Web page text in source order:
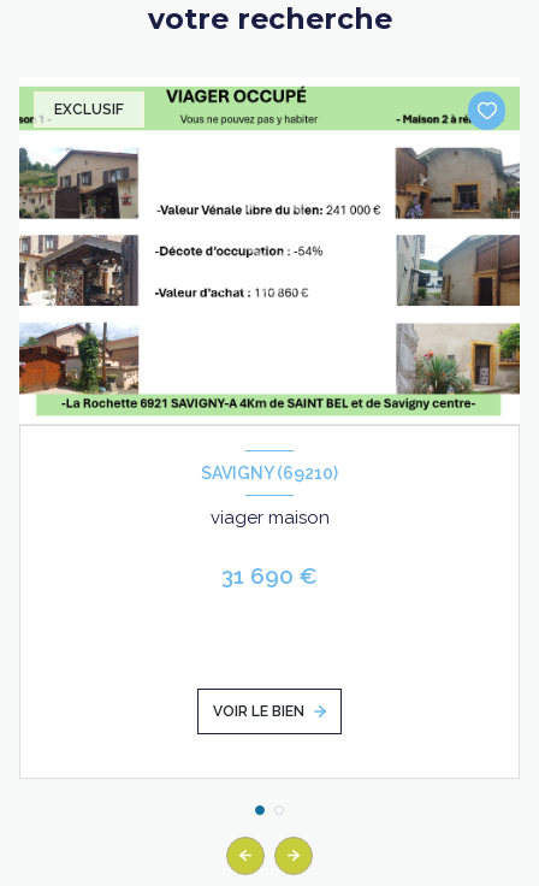
votre recherche
EXCLUSIF
SAVIGNY (69210)
viager maison
31 690 €
VOIR LE BIEN